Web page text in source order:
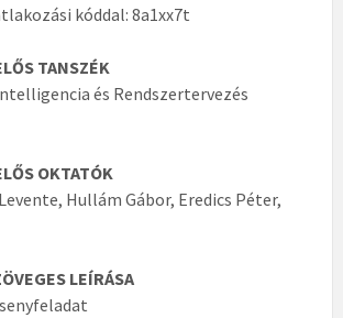
kóddal: 8a1xx7t
TANSZÉK
és Rendszertervezés
OKTATÓK
Hullám Gábor, Eredics Péter,
LEÍRÁSA